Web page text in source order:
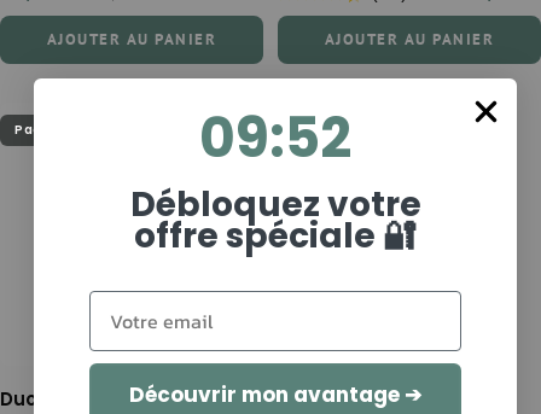
de
vente
normal
AJOUTER AU PANIER
de
vente
AJOUTER AU PANIER
Packs
Duo Acide Hyaluronique In
Countdown ends in:
09: 52
52
Débloquez votre
offre spéciale 🔐
Découvrir mon avantage ➔